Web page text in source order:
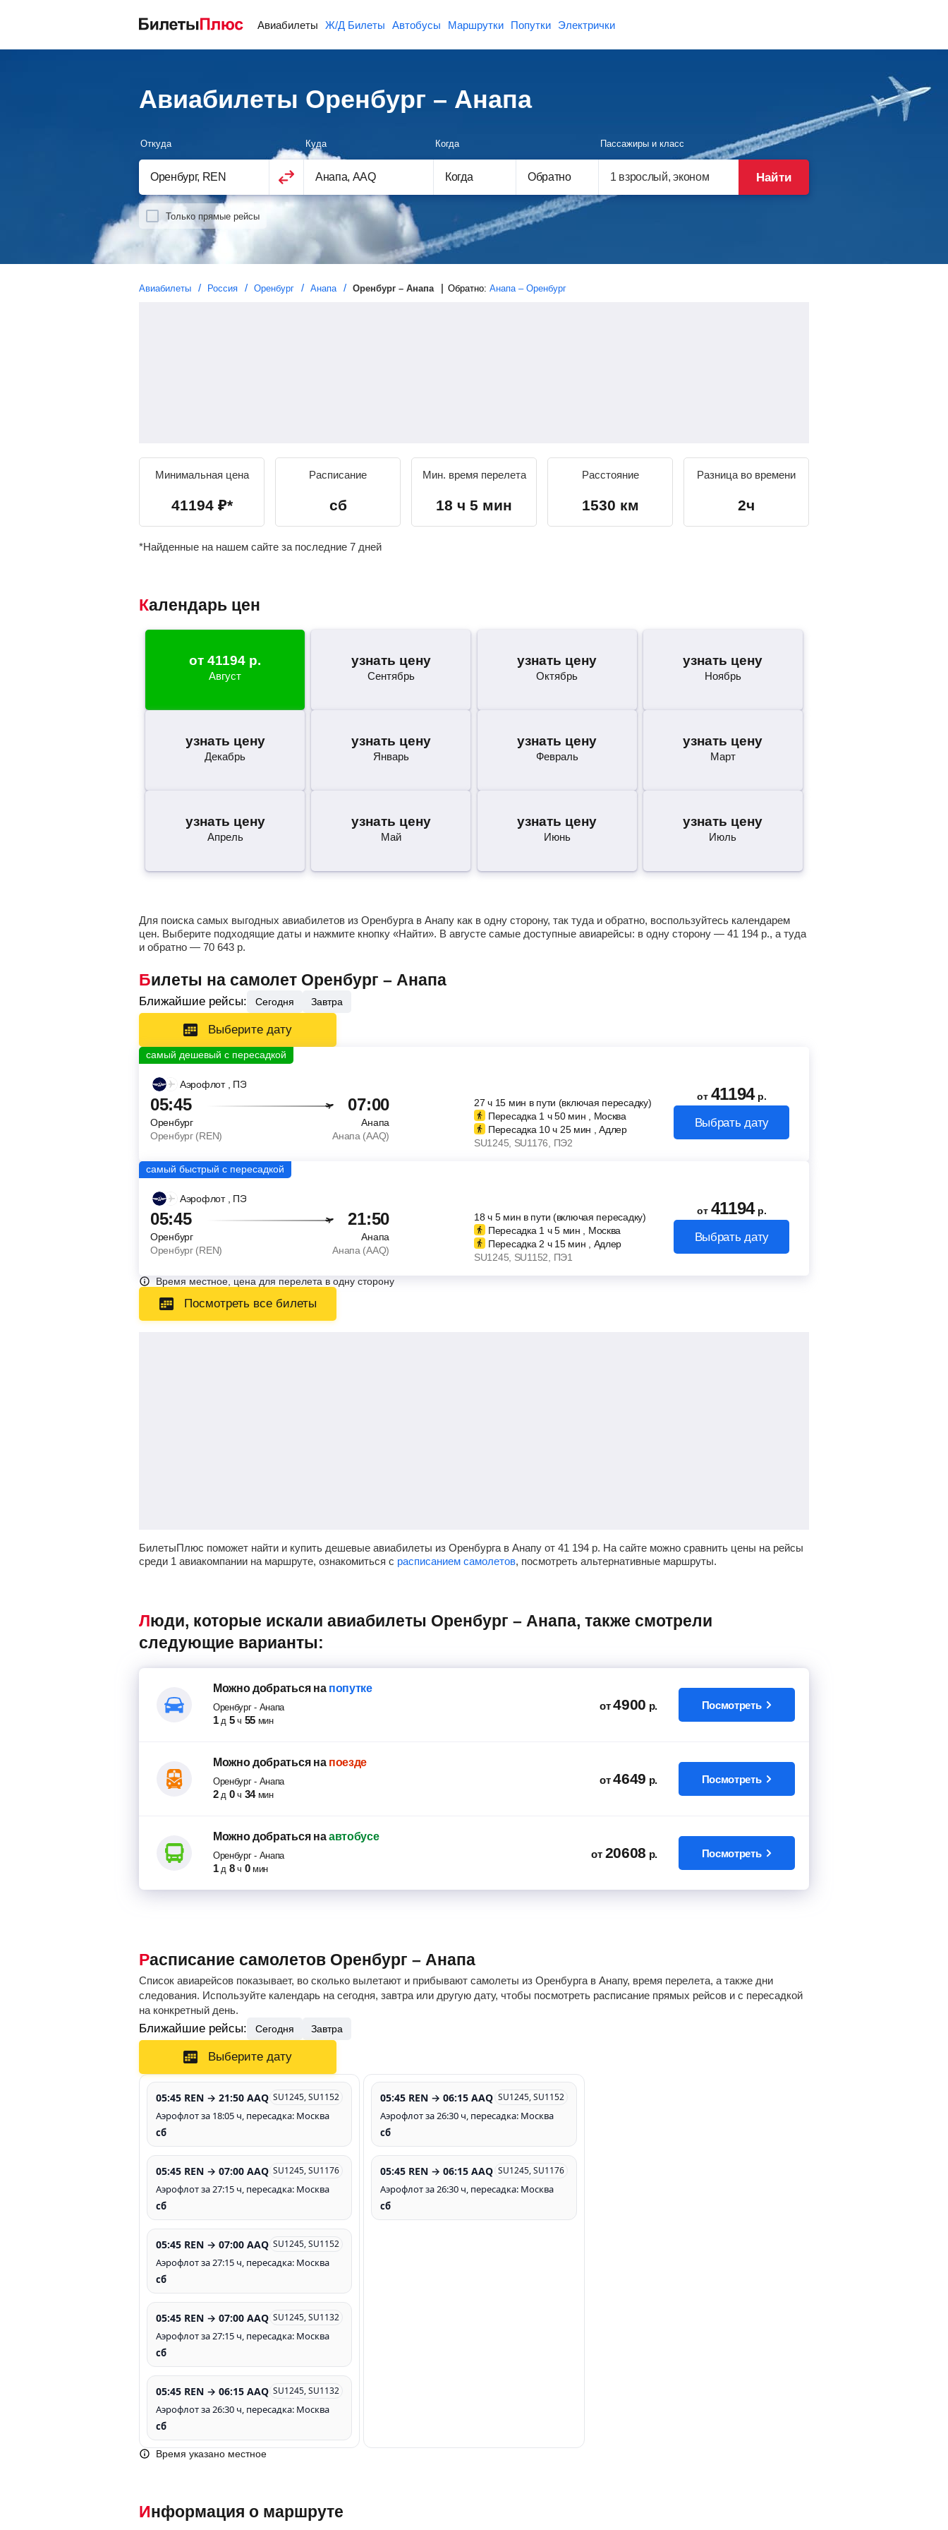
Авиабилеты Ж/Д Билеты Автобусы Маршрутки Попутки Электрички
Авиабилеты Оренбург – Анапа
Откуда Куда
Когда
Когда
Обратно
Пассажиры и класс
Только прямые рейсы
Найти
Авиабилеты Россия Оренбург Анапа Оренбург – Анапа Обратно: Анапа – Оренбург
Минимальная цена
41194 ₽*
Расписание
сб
Мин. время перелета
18 ч 5 мин
Расстояние
1530 км
Разница во времени
2ч
*Найденные на нашем сайте за последние 7 дней
Календарь цен
от41194 р.
Август
узнать цену
Сентябрь
узнать цену
Октябрь
узнать цену
Ноябрь
узнать цену
Декабрь
узнать цену
Январь
узнать цену
Февраль
узнать цену
Март
узнать цену
Апрель
узнать цену
Май
узнать цену
Июнь
узнать цену
Июль
Для поиска самых выгодных авиабилетов из Оренбурга в Анапу как в одну сторону, так туда и обратно, воспользуйтесь календарем
цен. Выберите подходящие даты и нажмите кнопку «Найти». В августе самые доступные авиарейсы: в одну сторону — 41 194 р., а туда
и обратно — 70 643 р.
Билеты на самолет Оренбург – Анапа
Ближайшие рейсы: Сегодня Завтра
Выберите дату
Аэрофлот , ПЭ
05:45 07:00
Оренбург
Анапа
Оренбург (REN)
Анапа (AAQ)
27ч15 мин в пути (включая пересадку)
Пересадка 1 ч50 мин , Москва
Пересадка 10ч 25 мин , Адлер
SU1245 , SU1176 , ПЭ2
от 41194 р.
Выбрать дату
Аэрофлот , ПЭ
05:45 21:50
Оренбург
Анапа
Оренбург (REN)
Анапа (AAQ)
18ч5 мин в пути (включая пересадку)
Пересадка 1 ч5 мин , Москва
Пересадка 2 ч15 мин , Адлер
SU1245 , SU1152 , ПЭ1
от 41194 р.
Выбрать дату
Время местное, цена для перелета в одну сторону
Посмотреть все билеты
БилетыПлюс поможет найти и купить дешевые авиабилеты из Оренбурга в Анапу от 41 194 р. На сайте можно сравнить цены на рейсы
среди 1 авиакомпании на маршруте, ознакомиться с расписанием самолетов, посмотреть альтернативные маршруты.
Люди, которые искали авиабилеты Оренбург – Анапа, также смотрели
следующие варианты:
Можно добратьсяна попутке
Оренбург- Анапа
1 д 5 ч 55 мин
от 4900 р. Посмотреть
Можно добратьсяна поезде
Оренбург- Анапа
2 д 0 ч 34 мин
от 4649 р. Посмотреть
Можно добратьсяна автобусе
Оренбург- Анапа
1 д 8 ч 0 мин
от 20608 р. Посмотреть
Расписание самолетов Оренбург – Анапа
Список авиарейсов показывает, во сколько вылетают и прибывают самолеты из Оренбурга в Анапу, время перелета, а также дни
следования. Используйте календарь на сегодня, завтра или другую дату, чтобы посмотреть расписание прямых рейсов и с пересадкой
на конкретный день.
Ближайшие рейсы: Сегодня Завтра
Выберите дату
05:45 REN → 21:50 AAQ SU1245, SU1152
Аэрофлот за 18:05 ч, пересадка: Москва
сб
05:45 REN → 07:00 AAQ SU1245, SU1176
Аэрофлот за 27:15 ч, пересадка: Москва
сб
05:45 REN → 07:00 AAQ SU1245, SU1152
Аэрофлот за 27:15 ч, пересадка: Москва
сб
05:45 REN → 07:00 AAQ SU1245, SU1132
Аэрофлот за 27:15 ч, пересадка: Москва
сб
05:45 REN → 06:15 AAQ SU1245, SU1132
Аэрофлот за 26:30 ч, пересадка: Москва
сб
05:45 REN → 06:15 AAQ SU1245, SU1152
Аэрофлот за 26:30 ч, пересадка: Москва
сб
05:45 REN → 06:15 AAQ SU1245, SU1176
Аэрофлот за 26:30 ч, пересадка: Москва
сб
Время указано местное
Информация о маршруте